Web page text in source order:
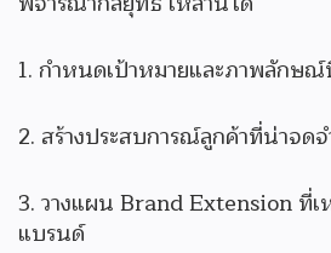
1. กำหนดเป้าหมายและภาพลักษ
2. สร้างประสบการณ์ลูกค้าที่น่าจด
3. วางแผน Brand Extension ที่
แบรนด์